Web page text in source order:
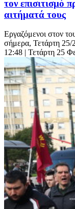
τον επισιτισμό
αιτήματά τους
Εργαζόμενοι στον
σήμερα, Τετάρτη 25/
12:48 | Τετάρτη 25